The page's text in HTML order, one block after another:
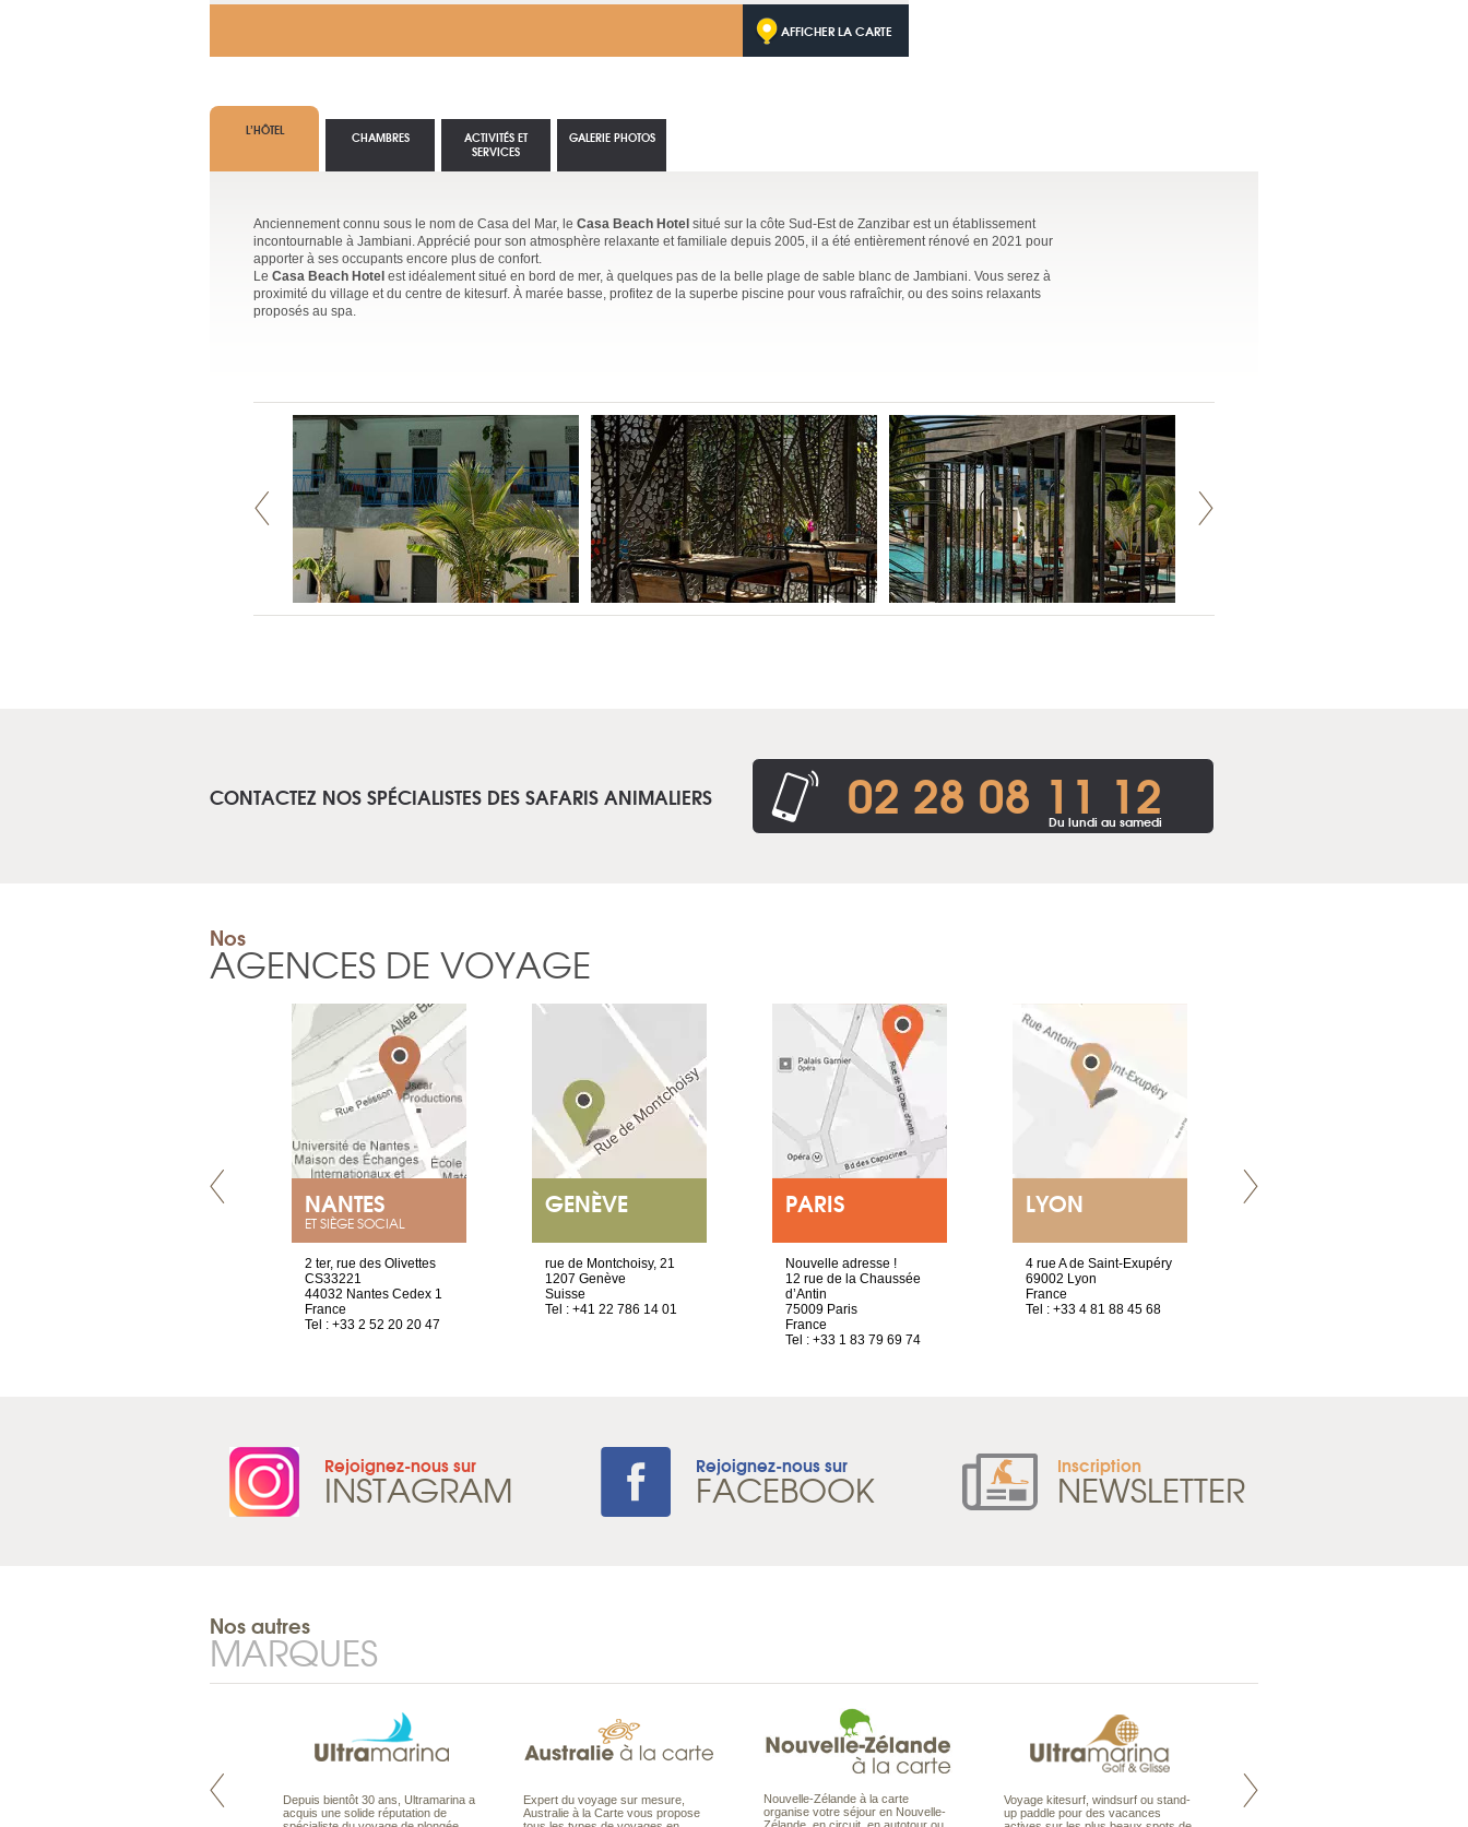
AFFICHER LA CARTE
L’HÔTEL
Anciennement connu sous le nom de Casa del Mar, le Casa Beach Hotel situé sur la côte Sud-Est de Zanzibar est un établissement
incontournable à Jambiani. Apprécié pour son atmosphère relaxante et familiale depuis 2005, il a été entièrement rénové en 2021 pour
apporter à ses occupants encore plus de confort.
Le Casa Beach Hotel est idéalement situé en bord de mer, à quelques pas de la belle plage de sable blanc de Jambiani. Vous serez à
proximité du village et du centre de kitesurf. À marée basse, profitez de la superbe piscine pour vous rafraîchir, ou des soins relaxants
proposés au spa.
CHAMBRES
ACTIVITÉS ET
SERVICES
GALERIE PHOTOS
CONTACTEZ NOS SPÉCIALISTES DES SAFARIS ANIMALIERS 02 28 08 11 12
Du lundi au samedi
Nos
AGENCES DE VOYAGE
NANTES
ET SIÈGE SOCIAL
2 ter, rue des Olivettes
CS33221
44032 Nantes Cedex 1
France
Tel : +33 2 52 20 20 47
GENÈVE
rue de Montchoisy, 21
1207 Genève
Suisse
Tel : +41 22 786 14 01
PARIS
Nouvelle adresse !
12 rue de la Chaussée
d’Antin
75009 Paris
France
Tel : +33 1 83 79 69 74
LYON
4 rue A de Saint-Exupéry
69002 Lyon
France
Tel : +33 4 81 88 45 68
Rejoignez-nous sur
INSTAGRAM Rejoignez-nous sur
FACEBOOK Inscription
NEWSLETTER
Nos autres
MARQUES
Pacifique à la carte est le spécialiste
Depuis bientôt 30 ans, Ultramarina a
acquis une solide réputation de
Expert du voyage sur mesure,
Australie à la Carte vous propose
Nouvelle-Zélande à la carte
organise votre séjour en Nouvelle-
Voyage kitesurf, windsurf ou stand-
up paddle pour des vacances
Maldives à la Carte propose tous